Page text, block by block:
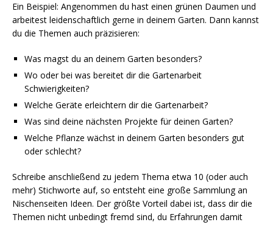
Ein Beispiel: Angenommen du hast einen grünen Daumen und
arbeitest leidenschaftlich gerne in deinem Garten. Dann kannst
du die Themen auch präzisieren:
Was magst du an deinem Garten besonders?
Wo oder bei was bereitet dir die Gartenarbeit
Schwierigkeiten?
Welche Geräte erleichtern dir die Gartenarbeit?
Was sind deine nächsten Projekte für deinen Garten?
Welche Pflanze wächst in deinem Garten besonders gut
oder schlecht?
Schreibe anschließend zu jedem Thema etwa 10 (oder auch
mehr) Stichworte auf, so entsteht eine große Sammlung an
Nischenseiten Ideen. Der größte Vorteil dabei ist, dass dir die
Themen nicht unbedingt fremd sind, du Erfahrungen damit